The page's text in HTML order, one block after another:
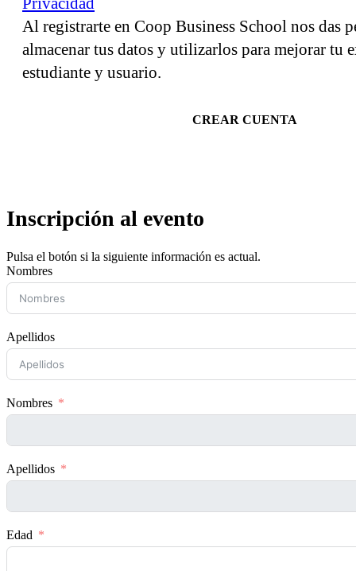
Al registrarte en Coop Business School nos das
almacenar tus datos y utilizarlos para mejorar tu
estudiante y usuario.
CREAR CUENTA
Inscripción al evento
Pulsa el botón si la siguiente información es actual.
Nombres
Apellidos
Nombres
Apellidos
Edad